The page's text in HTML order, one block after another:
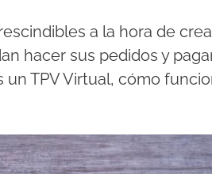
a la hora de
hacer sus pedidos y
TPV Virtual, cómo